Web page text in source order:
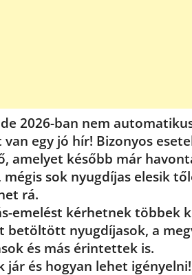
2026-ban nem
van egy jó hír! Bizonyos
amelyet később már
sok nyugdíjas elesik
rá.
emelést kérhetnek többek
betöltött nyugdíjasok, a
és más érintettek is.
és hogyan lehet igényelni!